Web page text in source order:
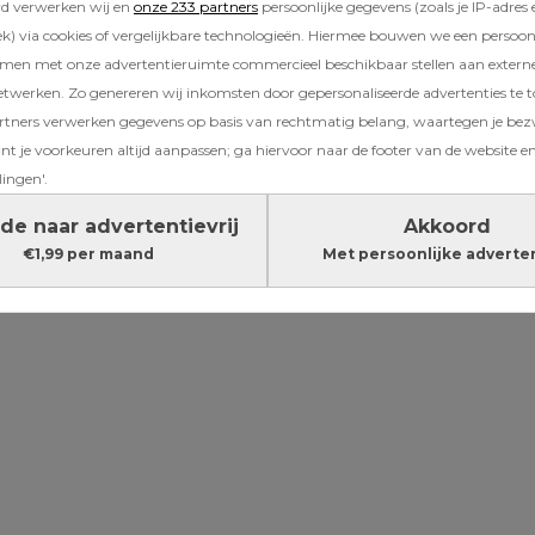
verwerken wij en onze 233 partners persoonlijke gegevens (zoals je IP-adres
via cookies of vergelijkbare technologieën. Hiermee bouwen we een
met onze advertentieruimte commercieel beschikbaar stellen aan
Zo genereren wij inkomsten door gepersonaliseerde advertenties te
verwerken gegevens op basis van rechtmatig belang, waartegen je
je voorkeuren altijd aanpassen; ga hiervoor naar de footer van de website
naar advertentievrij
€1,99 per maand
Akkoord
Met persoonlijke
ineens een nieuw leven in hun lichaam en
wachten, zonder dat ze precies weten wat.
van alles over lezen, of zich laten
die hen voor zijn gegaan, maar hoe het echt
bevalling, daar moet ze te zijner tijd maar